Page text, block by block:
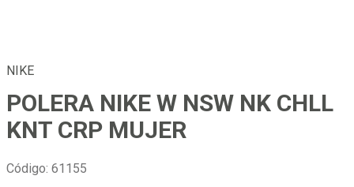
NIKE
POLERA NIKE W NSW NK CHLL
KNT CRP MUJER
Código: 61155